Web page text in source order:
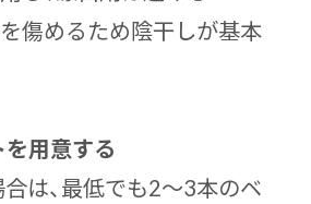
傷めるため陰干しが基本
用意する
は、最低でも2〜3本のベ